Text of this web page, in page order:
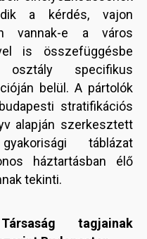
a kérdés, vajon
vannak-e a város
is összefüggésbe
osztály specifikus
belül. A pártolók
stratifikációs
alapján szerkesztett
táblázat
háztartásban élő
tekinti.
tagjainak